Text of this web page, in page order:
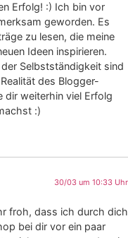
Erfolg! :) Ich bin vor
geworden. Es
zu lesen, die meine
Ideen inspirieren.
Selbstständigkeit sind
des Blogger-
dir weiterhin viel Erfolg
:)
30/03 um 10:33 Uhr
froh, dass ich durch dich
bei dir vor ein paar